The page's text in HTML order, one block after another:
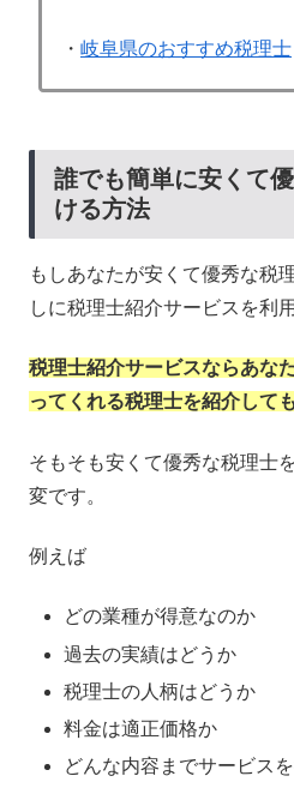
・ 岐阜県のおすすめ税理士
誰でも簡単に安くて
ける方法
もしあなたが安くて優秀な税
しに税理士紹介サービスを利
税理士紹介サービスならあな
ってくれる税理士を紹介して
そもそも安くて優秀な税理士
変です。
例えば
どの業種が得意なのか
過去の実績はどうか
税理士の人柄はどうか
料金は適正価格か
どんな内容までサービス